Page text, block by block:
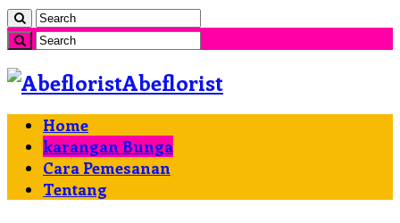
Abeflorist
Home
karangan Bunga
Cara Pemesanan
Tentang